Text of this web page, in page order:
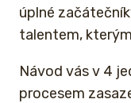
úplné
talentem,
Návod vás v 4
procesem